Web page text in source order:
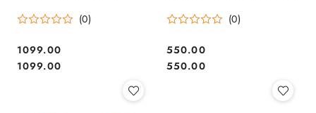
(0)
Cena:
1099.00
Cena:
1099.00
NOWOCZESNE
(0)
Cena:
550.00
Cena:
550.00